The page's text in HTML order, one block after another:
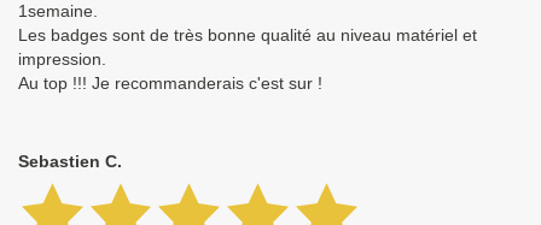
1semaine.
Les badges sont de très bonne qualité au niveau matériel et
impression.
Au top !!! Je recommanderais c'est sur !
Sebastien C.